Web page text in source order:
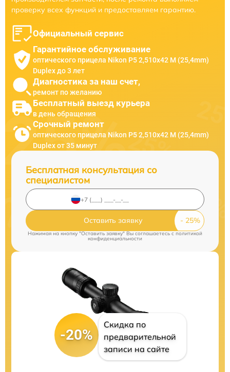
проверку всех функций и предоставляем гарантию.
Официальный сервис
Гарантийное обслуживание
оптического прицела Nikon P5 2,510x42 M (25,4mm)
Duplex до 3 лет
Диагностика за наш счет,
ремонт по желанию
Бесплатный выезд курьера
в день обращения
Срочный ремонт
оптического прицела Nikon P5 2,510x42 M (25,4mm)
Duplex от 35 минут
Бесплатная консультация со
специалистом
Оставить заявку
Нажимая на кнопку "Оставить заявку" Вы соглашаетесь cполитикой
конфиденциальности
-20%
Скидка по
предварительной
записи на сайте